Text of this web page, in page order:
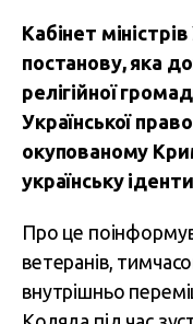
Кабінет
постанову, яка
релігійної
Української
окупованому
українську
Про це
ветеранів,
внутрішньо